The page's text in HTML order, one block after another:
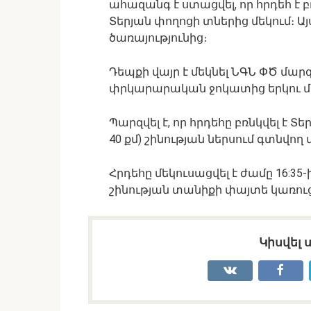
ահազանգ է ստացվել, որ հրդեհ է
Տերյան փողոցի տներից մեկում։
ծառայությունից։
Դեպքի վայր է մեկնել ՆԳՆ ՓԾ
փրկարարական ջոկատից երկու
Պարզվել է, որ հրդեհը բռնկվել է
40 քմ) շինության ներսում
Հրդեհը մեկուսացվել է ժամը
շինության տանիքի փայտե
Կիսվել